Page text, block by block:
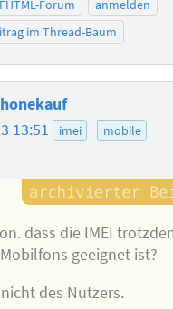
Forum
anmelden
im Thread-Baum
13:51 imei mobile
dass die IMEI
geeignet ist?
des Nutzers.